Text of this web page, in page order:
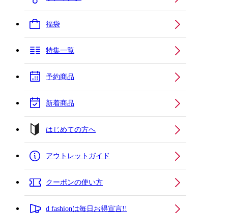
福袋
特集一覧
予約商品
新着商品
はじめての方へ
アウトレットガイド
クーポンの使い方
d fashionは毎日お得宣言!!